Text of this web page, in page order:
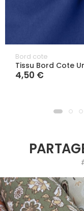
Bord cote
Tissu Bord Cote
4,50 €